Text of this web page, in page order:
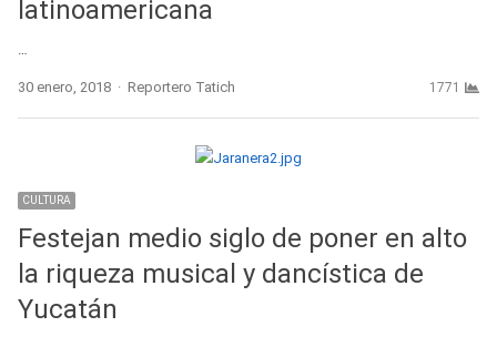
latinoamericana
…
30 enero, 2018 Author
Reportero Tatich 1771
CULTURA
Festejan medio siglo de poner en alto
la riqueza musical y dancística de
Yucatán